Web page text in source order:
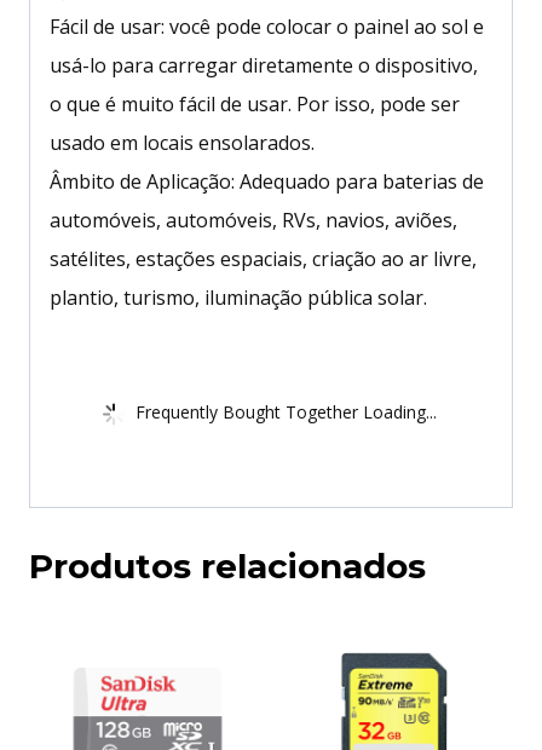
Fácil de usar: você pode colocar o painel ao sol e
usá-lo para carregar diretamente o dispositivo,
o que é muito fácil de usar. Por isso, pode ser
usado em locais ensolarados.
Âmbito de Aplicação: Adequado para baterias de
automóveis, automóveis, RVs, navios, aviões,
satélites, estações espaciais, criação ao ar livre,
plantio, turismo, iluminação pública solar.
Frequently Bought Together Loading...
Produtos relacionados